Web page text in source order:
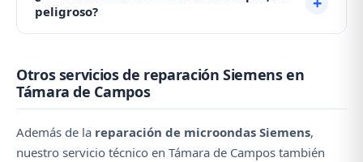
peligroso?
deteriorada debido a acumulación de grasa. No es
grave pero debe repararse. No lo use hasta que un
692 637.
Otros servicios de reparación Siemens en
Támara de Campos
Además de la reparación de microondas Siemens,
nuestro servicio técnico en Támara de Campos también